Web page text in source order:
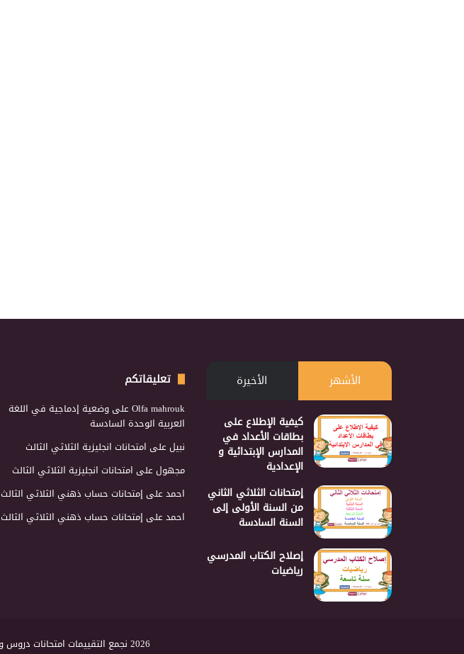
الأشهر الأخيرة
كيفية الإطلاع على
بطاقات الأعداد في
المدارس الإبتدائية و
الإعدادية
إمتحانات الثلاثي الثاني
من السنة الأولى إلى
السنة السادسة
إصلاح الكتاب المدرسي
رياضيات
تعليقاتكم
Olfa mahroukعلىوضعية إدماجية في اللغة
العربية الوحدة السادسة
نبيلعلى امتحانات انجليزية الثلاثي الثالث
مجهولعلى امتحانات انجليزية الثلاثي الثالث
احمدعلى إمتحانات حساب ذهني الثلاثي الثالث
احمدعلى إمتحانات حساب ذهني الثلاثي الثالث
2026 نجمع التقييمات امتحانات دروس و تلاخيص لكل المستويات |